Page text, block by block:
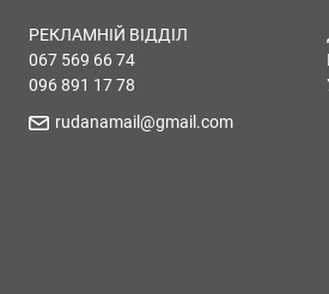
РЕКЛАМНІЙ ВІДДІЛ
067 569 66 74
096 891 17 78
rudanamail@gmail.com